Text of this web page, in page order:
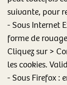
suivante, pour
- Sous Internet
forme de
Cliquez sur >
les cookies.
- Sous Firefox :